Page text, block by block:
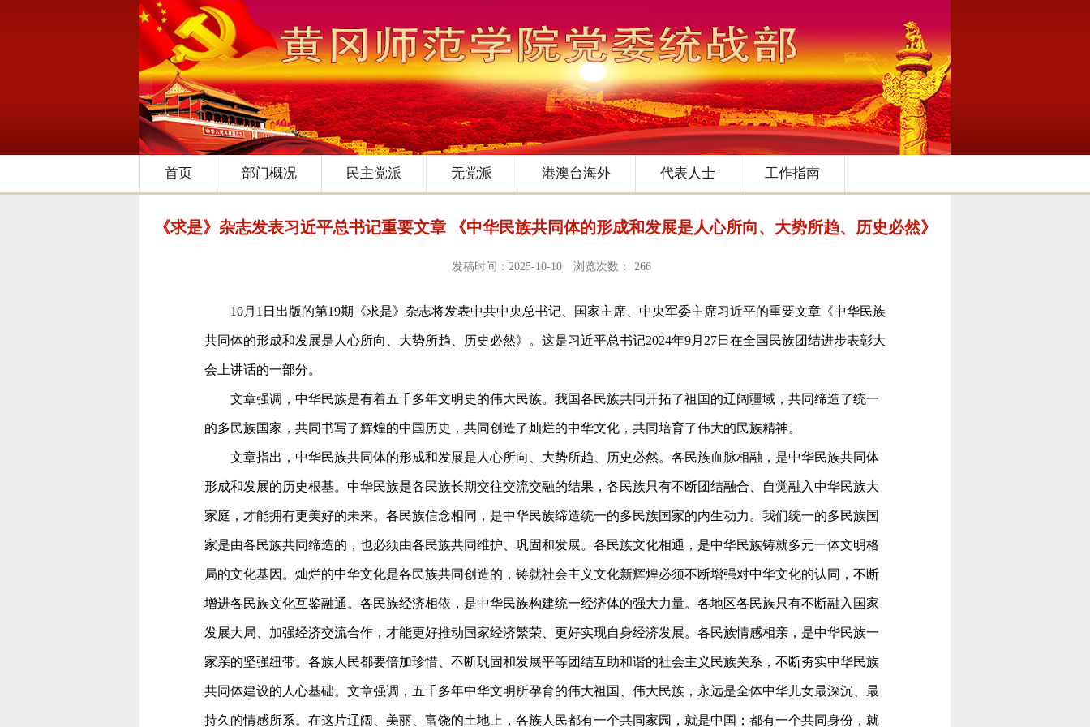
首页 部门概况 民主党派 无党派 港澳台海外 代表人士 工作指南
《求是》杂志发表习近平总书记重要文章 《中华民族共同体的形成和发展是人心所向、大势所趋、历史必然》
发稿时间：2025-10-10 浏览次数： 266
10月 1 日出版的第19期《求是》杂志将发表中共中央总书记、国家主席、中央军委主席习近平的重要文章《中华民族
共同体的形成和发展是人心所向、大势所趋、历史必然》。这是习近平总书记2024年9月 27日在全国民族团结进步表彰大
会上讲话的一部分。
文章强调，中华民族是有着五千多年文明史的伟大民族。我国各民族共同开拓了祖国的辽阔疆域，共同缔造了统一
的多民族国家，共同书写了辉煌的中国历史，共同创造了灿烂的中华文化，共同培育了伟大的民族精神。
文章指出，中华民族共同体的形成和发展是人心所向、大势所趋、历史必然。各民族血脉相融，是中华民族共同体
形成和发展的历史根基。中华民族是各民族长期交往交流交融的结果，各民族只有不断团结融合、自觉融入中华民族大
家庭，才能拥有更美好的未来。各民族信念相同，是中华民族缔造统一的多民族国家的内生动力。我们统一的多民族国
家是由各民族共同缔造的，也必须由各民族共同维护、巩固和发展。各民族文化相通，是中华民族铸就多元一体文明格
局的文化基因。灿烂的中华文化是各民族共同创造的，铸就社会主义文化新辉煌必须不断增强对中华文化的认同，不断
增进各民族文化互鉴融通。各民族经济相依，是中华民族构建统一经济体的强大力量。各地区各民族只有不断融入国家
发展大局、加强经济交流合作，才能更好推动国家经济繁荣、更好实现自身经济发展。各民族情感相亲，是中华民族一
家亲的坚强纽带。各族人民都要倍加珍惜、不断巩固和发展平等团结互助和谐的社会主义民族关系，不断夯实中华民族
共同体建设的人心基础。文章强调，五千多年中华文明所孕育的伟大祖国、伟大民族，永远是全体中华儿女最深沉、最
持久的情感所系。在这片辽阔、美丽、富饶的土地上，各族人民都有一个共同家园，就是中国；都有一个共同身份，就